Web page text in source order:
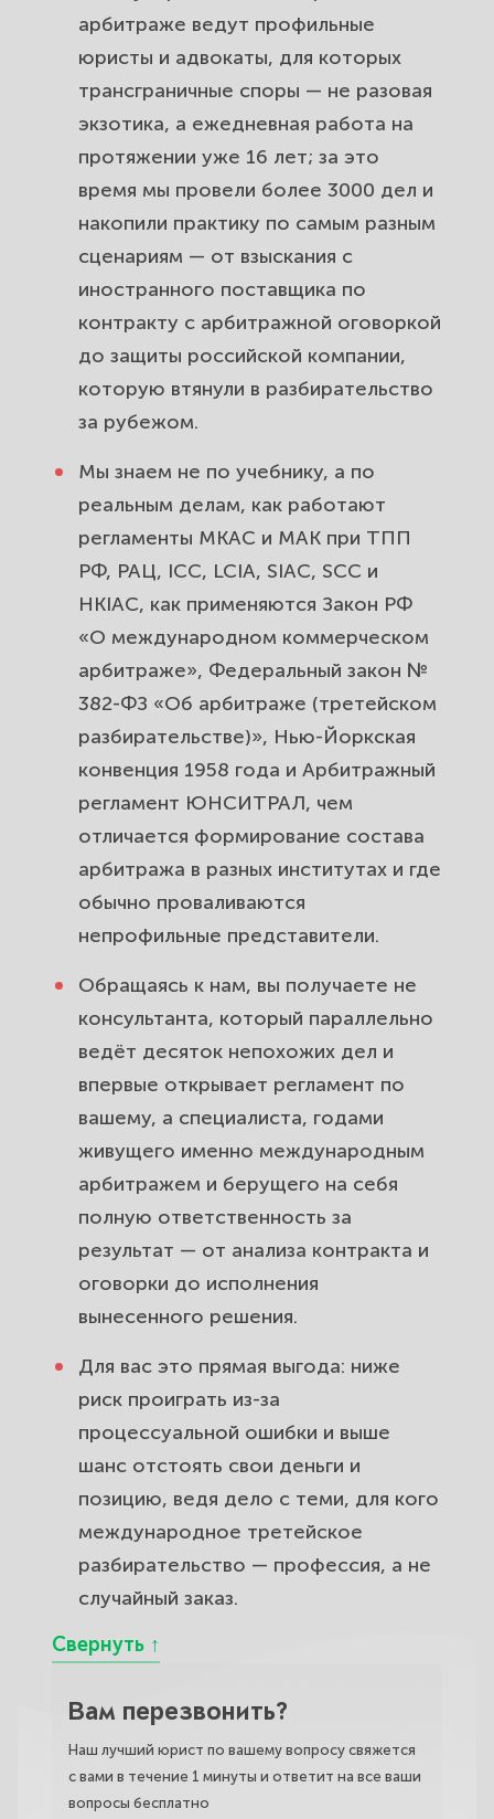
рубеж и на иностранном языке.
Международный арбитраж на
Ближнем Востоке и в Азии: MENA,
SIAC, HKIAC и новые площадки.
Чтобы решение арбитража не
осталось на бумаге: исполнимость
по Нью-Йоркской конвенции.
Стоимость и сроки
международного арбитража: из
чего складывается цена и как её
планировать.
Частые вопросы о
международном коммерческом
арбитраже и почему его доверяют
«Высшей инстанции».
арбитраже ведут профильные
юристы и адвокаты, для которых
трансграничные споры — не разовая
экзотика, а ежедневная работа на
протяжении уже 16 лет; за это
время мы провели более 3000 дел и
накопили практику по самым разным
сценариям — от взыскания с
иностранного поставщика по
контракту с арбитражной оговоркой
до защиты российской компании,
которую втянули в разбирательство
за рубежом.
Мы знаем не по учебнику, а по
реальным делам, как работают
регламенты МКАС и МАК при ТПП
РФ, РАЦ, ICC, LCIA, SIAC, SCC и
HKIAC, как применяются Закон РФ
«О международном коммерческом
арбитраже», Федеральный закон №
382-ФЗ «Об арбитраже (третейском
разбирательстве)», Нью-Йоркская
конвенция 1958 года и Арбитражный
регламент ЮНСИТРАЛ, чем
отличается формирование состава
арбитража в разных институтах и где
обычно проваливаются
непрофильные представители.
Обращаясь к нам, вы получаете не
консультанта, который параллельно
ведёт десяток непохожих дел и
впервые открывает регламент по
вашему, а специалиста, годами
живущего именно международным
арбитражем и берущего на себя
полную ответственность за
результат — от анализа контракта и
оговорки до исполнения
вынесенного решения.
Для вас это прямая выгода: ниже
риск проиграть из-за
процессуальной ошибки и выше
шанс отстоять свои деньги и
позицию, ведя дело с теми, для кого
международное третейское
разбирательство — профессия, а не
случайный заказ.
Вам перезвонить?
Наш лучший юрист по вашему вопросу свяжется
с вами в течение 1 минуты и ответит на все ваши
вопросы бесплатно